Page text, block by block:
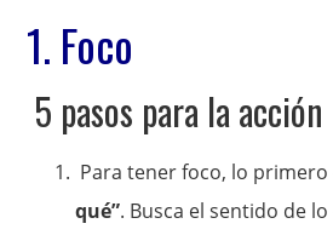
1. Foco
5 pasos para la acción
Para tener foco, lo
qué”. Busca el sentido de